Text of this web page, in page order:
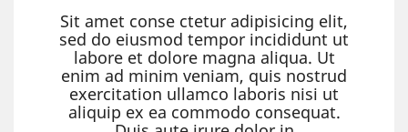
Sit amet conse ctetur adipisicing elit,
sed do eiusmod tempor incididunt ut
labore et dolore magna aliqua. Ut
enim ad minim veniam, quis nostrud
exercitation ullamco laboris nisi ut
aliquip ex ea commodo consequat.